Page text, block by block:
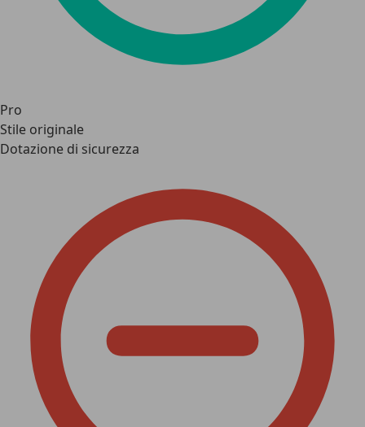
Pro
Stile originale
Dotazione di sicurezza